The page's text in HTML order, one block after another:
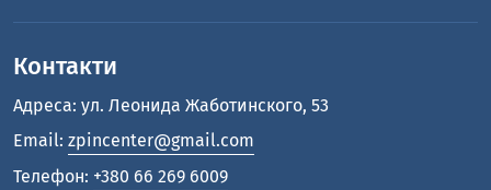
Контакти
Адреса: ул. Леонида Жаботинского, 53
Email: zpincenter@gmail.com
Телефон: +380 66 269 6009